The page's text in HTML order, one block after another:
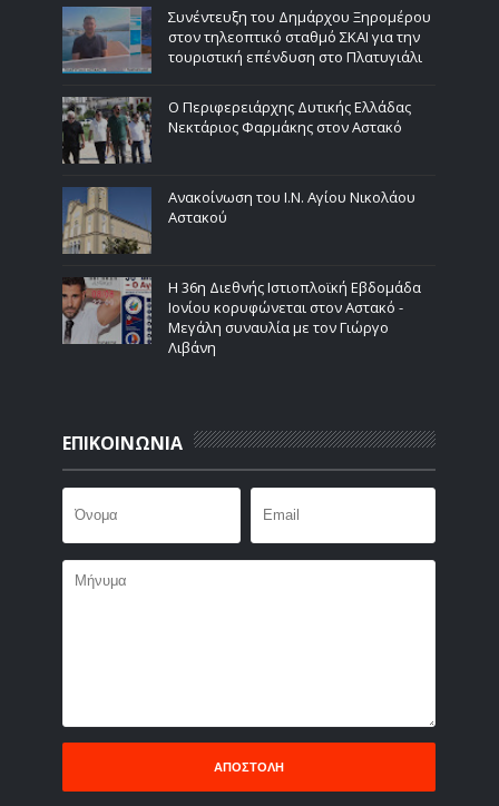
Συνέντευξη του Δημάρχου Ξηρομέρου
στον τηλεοπτικό σταθμό ΣΚΑΙ για την
τουριστική επένδυση στο Πλατυγιάλι
Ο Περιφερειάρχης Δυτικής Ελλάδας
Νεκτάριος Φαρμάκης στον Αστακό
Ανακοίνωση του Ι.Ν. Αγίου Νικολάου
Αστακού
Η 36η Διεθνής Ιστιοπλοϊκή Εβδομάδα
Ιονίου κορυφώνεται στον Αστακό -
Μεγάλη συναυλία με τον Γιώργο
Λιβάνη
ΕΠΙΚΟΙΝΩΝΙΑ